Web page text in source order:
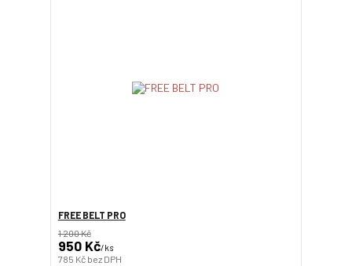
FREE BELT PRO
1 200 Kč
950 Kč/ks
785 Kč bez DPH